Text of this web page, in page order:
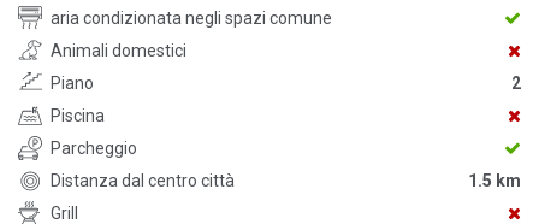
aria condizionata negli spazi comune
Animali domestici
Piano
2
Piscina
Parcheggio
Distanza dal centro città
1.5 km
Grill